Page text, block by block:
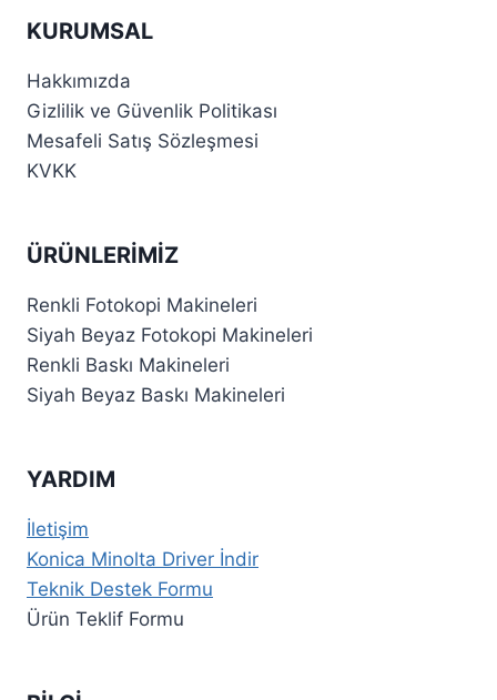
KURUMSAL
Hakkımızda
Gizlilik ve Güvenlik Politikası
Mesafeli Satış Sözleşmesi
KVKK
ÜRÜNLERIMIZ
Renkli Fotokopi Makineleri
Siyah Beyaz Fotokopi Makineleri
Renkli Baskı Makineleri
Siyah Beyaz Baskı Makineleri
YARDIM
İletişim
Konica Minolta Driver İndir
Teknik Destek Formu
Ürün Teklif Formu